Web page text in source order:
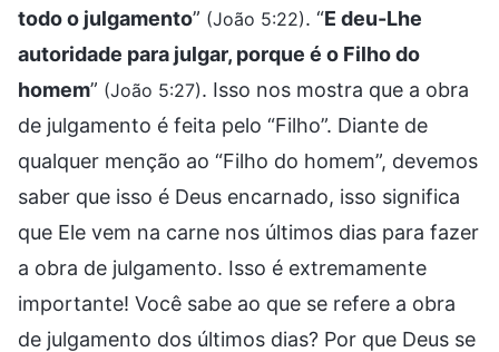
todo o julgamento” (João 5:22). “E deu-Lhe
autoridade para julgar, porque é o Filho do
homem” (João 5:27). Isso nos mostra que a obra
de julgamento é feita pelo “Filho”. Diante de
qualquer menção ao “Filho do homem”, devemos
saber que isso é Deus encarnado, isso significa
que Ele vem na carne nos últimos dias para fazer
a obra de julgamento. Isso é extremamente
importante! Você sabe ao que se refere a obra
de julgamento dos últimos dias? Por que Deus se